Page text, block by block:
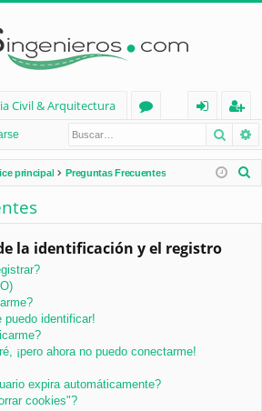
Civil & Arquitectura
os
nt
ifi
rs
eg
ist
ra
principal Preguntas Frecuentes
la identificación y el registro
puedo identificar!
¡pero ahora no puedo conectarme!
expira automáticamente?
cookies"?